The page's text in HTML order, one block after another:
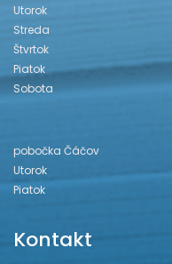
Utorok
Streda
Štvrtok
Piatok
Sobota
pobočka Čáčov
Utorok
Piatok
Kontakt